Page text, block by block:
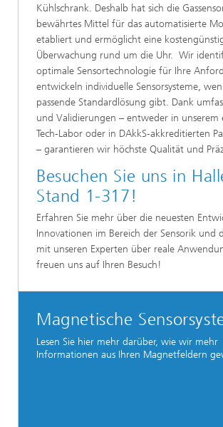
Kühlschrank. Deshalb hat sich die
bewährtes Mittel für das automatisierte
etabliert und ermöglicht eine
Überwachung rund um die Uhr. Wir
optimale Sensortechnologie für Ihre
entwickeln individuelle Sensorsysteme,
passende Standardlösung gibt. Dank
und Validierungen – entweder in unserem
Tech-Labor oder in DAkkS-akkreditierten
– garantieren wir höchste Qualität und
Besuchen Sie uns in
Stand 1-317!
Erfahren Sie mehr über die neuesten
Innovationen im Bereich der Sensorik und
mit unseren Experten über reale
freuen uns auf Ihren Besuch!
Magnetische
Lesen Sie hier mehr darüber, wie wir mehr
Informationen aus Ihren Magnetfeldern